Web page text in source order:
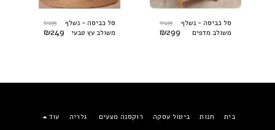
סל כביסה - נשלף
משולב מדפים
₪499
₪299
סל כביסה - נשלף
משולב עץ טבעי
₪499
₪249
בית חנות ביטול עסקה רוקסנה מצעים גלריה עוד